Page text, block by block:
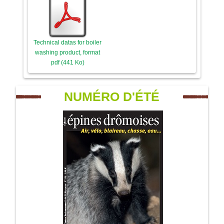
Technical datas for boiler
washing product, format
pdf (441 Ko)
NUMÉRO D'ÉTÉ